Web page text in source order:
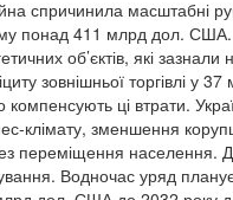
спричинила масштабні
понад 411 млрд дол.
об’єктів, які зазнали
зовнішньої торгівлі у
компенсують ці втрати.
клімату, зменшення
переміщення населення.
Водночас уряд